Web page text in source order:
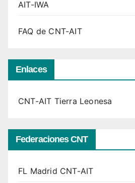
AIT-IWA
FAQ de CNT-AIT
Enlaces
CNT-AIT Tierra Leonesa
Federaciones CNT
FL Madrid CNT-AIT